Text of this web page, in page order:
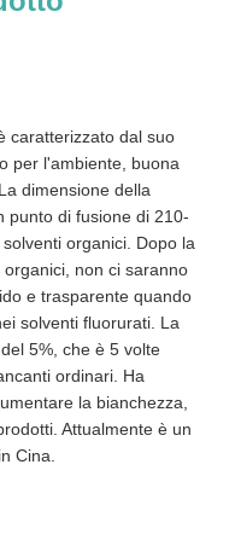
caratterizzato dal suo
per l'ambiente, buona
dimensione della
punto di fusione di 210-
organici. Dopo la
non ci saranno
e trasparente quando
solventi fluorurati. La
5%, che è 5 volte
ordinari. Ha
la bianchezza,
Attualmente è un
Cina.